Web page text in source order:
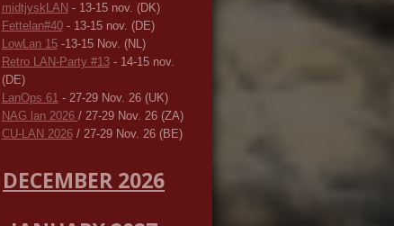
midtjyskLAN - 13-15 nov. (DK)
Fettelan#40- 13-15 nov. (DE)
LowLan 15-13-15 Nov. (NL)
Retro LAN-Party #13- 14-15 nov.
(DE)
LanOps 61- 27-29 Nov. 26 (UK)
NAG lan 2026 / 27-29 Nov. 26 (ZA)
CU-LAN 2026/ 27-29 Nov. 26 (BE)
DECEMBER 2026